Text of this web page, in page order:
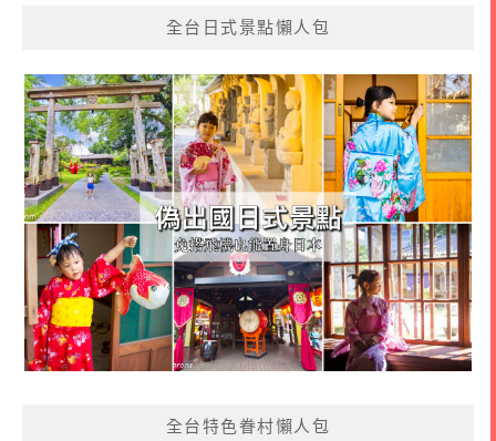
全台日式景點懶人包
全台特色眷村懶人包